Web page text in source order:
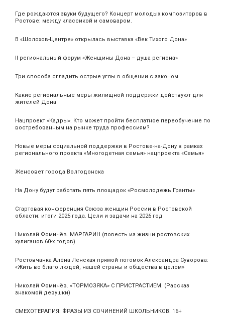
Где рождаются звуки будущего? Концерт молодых композиторов в
Ростове: между классикой и самоваром.
В «Шолохов-Центре» открылась выставка «Век Тихого Дона»
II региональный форум «Женщины Дона – душа региона»
Три способа сгладить острые углы в общении с законом
Какие региональные меры жилищной поддержки действуют для
жителей Дона
Нацпроект «Кадры». Кто может пройти бесплатное переобучение по
востребованным на рынке труда профессиям?
Новые меры социальной поддержки в Ростове-на-Дону в рамках
регионального проекта «Многодетная семья» нацпроекта «Семья»
Женсовет города Волгодонска
На Дону будут работать пять площадок «Росмолодежь.Гранты»
Стартовая конференция Союза женщин России в Ростовской
области: итоги 2025 года. Цели и задачи на 2026 год
Николай Фомичёв. МАРГАРИН (повесть из жизни ростовских
хулиганов 60-х годов)
Ростовчанка Алёна Ленская прямой потомок Александра Суворова:
«Жить во благо людей, нашей страны и общества в целом»
Николай Фомичёв. «ТОРМОЗЯКА» С ПРИСТРАСТИЕМ. (Рассказ
знакомой девушки)
СМЕХОТЕРАПИЯ: ФРАЗЫ ИЗ СОЧИНЕНИЙ ШКОЛЬНИКОВ. 16+